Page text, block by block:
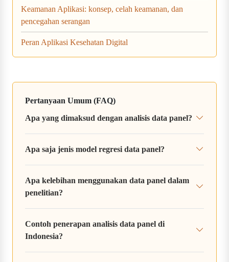
Keamanan Aplikasi: konsep, celah keamanan, dan
pencegahan serangan
Peran Aplikasi Kesehatan Digital
Pertanyaan Umum (FAQ)
Apa yang dimaksud dengan analisis data panel?
Apa saja jenis model regresi data panel?
Apa kelebihan menggunakan data panel dalam
penelitian?
Contoh penerapan analisis data panel di
Indonesia?